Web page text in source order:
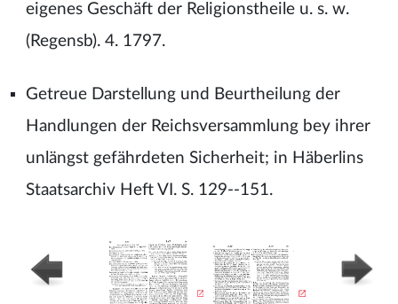
eigenes Geschäft der Religionstheile u. s. w.
(Regensb). 4. 1797.
Getreue Darstellung und Beurtheilung der
Handlungen der Reichsversammlung bey ihrer
unlängst gefährdeten Sicherheit; in Häberlins
Staatsarchiv Heft VI. S. 129--151.